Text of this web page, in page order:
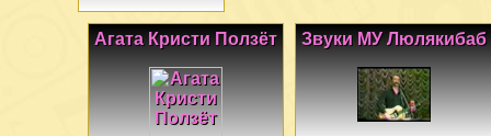
Звуки МУ Люлякибаб
Агата Кристи Ползёт